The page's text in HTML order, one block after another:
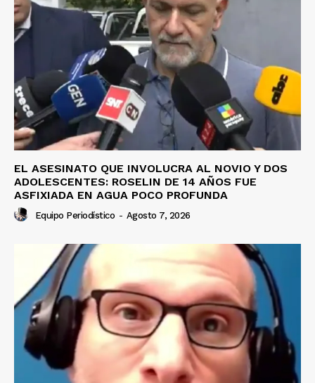
EL ASESINATO QUE INVOLUCRA AL NOVIO Y DOS
ADOLESCENTES: ROSELIN DE 14 AÑOS FUE
ASFIXIADA EN AGUA POCO PROFUNDA
Equipo Periodístico - Agosto 7, 2026